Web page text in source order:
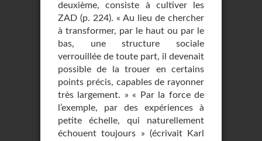
deuxième, consiste à cultiver les
ZAD (p. 224). « Au lieu de chercher
à transformer, par le haut ou par le
bas, une structure sociale
verrouillée de toute part, il devenait
possible de la trouer en certains
points précis, capables de rayonner
très largement. » « Par la force de
l’exemple, par des expériences à
petite échelle, qui naturellement
échouent toujours » (écrivait Karl